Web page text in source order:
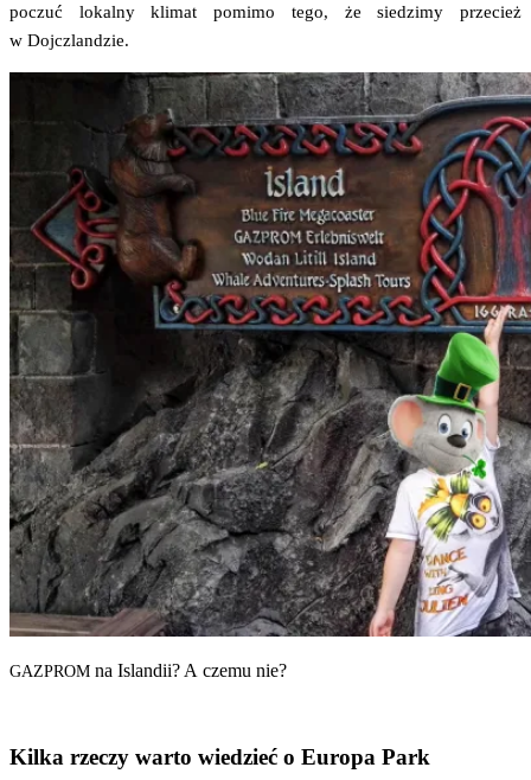
poczuć lokal­ny kli­mat pomi­mo tego, że sie­dzi­my prze­cież
w Dojczlandzie.
GAZPROM na Islan­dii? A cze­mu nie?
Kilka rzeczy warto wiedzieć o Europa Park